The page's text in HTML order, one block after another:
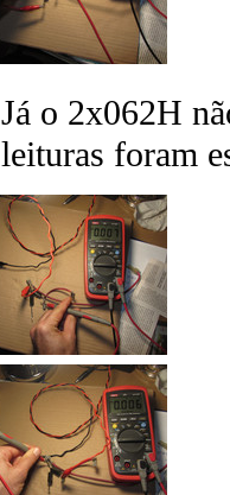
Já o 2x062H
leituras foram